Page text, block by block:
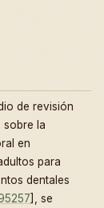
de revisión
sobre la
en
para
dentales
], se